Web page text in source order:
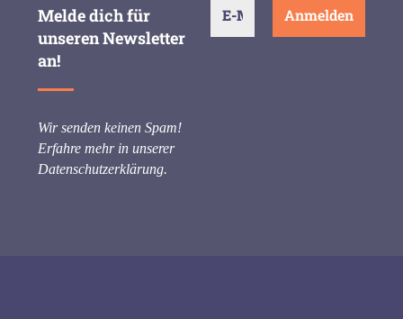
Melde dich für
unseren Newsletter
an!
Wir senden keinen Spam!
Erfahre mehr in unserer
Datenschutzerklärung.